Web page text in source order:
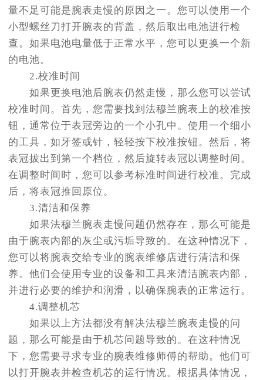
量不足可能是腕表走慢的原因之一。您可以使用一个
小型螺丝刀打开腕表的背盖，然后取出电池进行检
查。如果电池电量低于正常水平，您可以更换一个新
的电池。
2.校准时间
如果更换电池后腕表仍然走慢，那么您可以尝试
校准时间。首先，您需要找到法穆兰腕表上的校准按
钮，通常位于表冠旁边的一个小孔中。使用一个细小
的工具，如牙签或针，轻轻按下校准按钮。然后，将
表冠拔出到第一个档位，然后旋转表冠以调整时间。
在调整时间时，您可以参考标准时间进行校准。完成
后，将表冠推回原位。
3.清洁和保养
如果法穆兰腕表走慢问题仍然存在，那么可能是
由于腕表内部的灰尘或污垢导致的。在这种情况下，
您可以将腕表交给专业的腕表维修店进行清洁和保
养。他们会使用专业的设备和工具来清洁腕表内部，
并进行必要的维护和润滑，以确保腕表的正常运行。
4.调整机芯
如果以上方法都没有解决法穆兰腕表走慢的问
题，那么可能是由于机芯问题导致的。在这种情况
下，您需要寻求专业的腕表维修师傅的帮助。他们可
以打开腕表并检查机芯的运行情况。根据具体情况，